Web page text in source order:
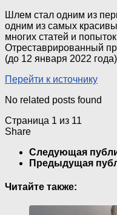
Шлем стал одним из
одним из самых
многих статей и
Отреставрированный
(до 12 января 2022
Перейти к источнику
No related posts found
Страница 1 из 11
Share
Следующая
Предыдущая
Читайте также: